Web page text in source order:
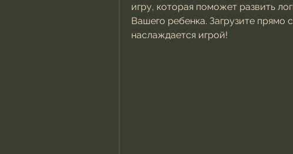
игру, которая поможет развить
Вашего ребенка. Загрузите
наслаждается игрой!